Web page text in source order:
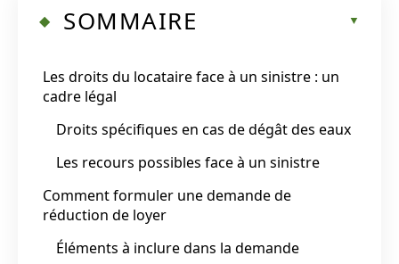
SOMMAIRE
Les droits du locataire face à un sinistre : un
cadre légal
Droits spécifiques en cas de dégât des eaux
Les recours possibles face à un sinistre
Comment formuler une demande de
réduction de loyer
Éléments à inclure dans la demande